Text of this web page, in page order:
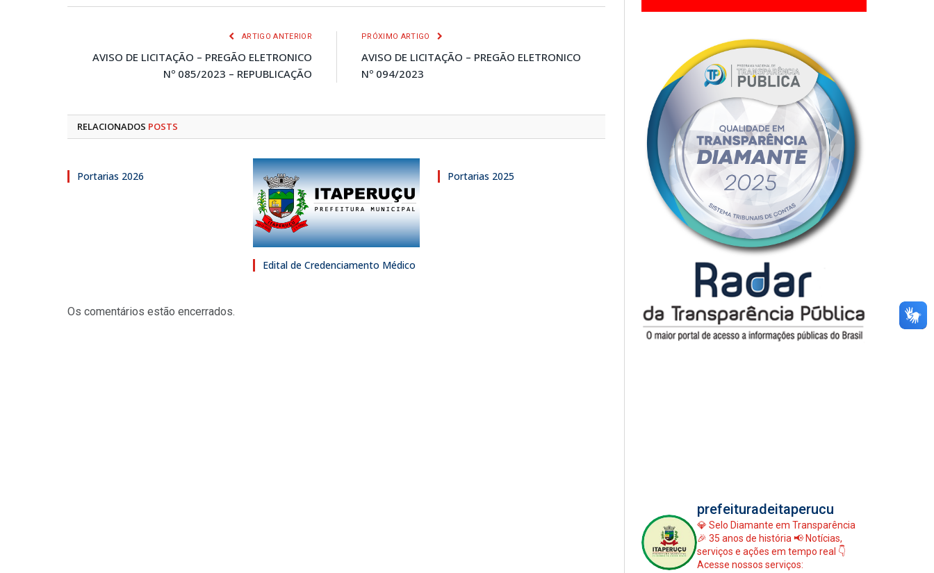
ARTIGO ANTERIOR
AVISO DE LICITAÇÃO – PREGÃO ELETRONICO
Nº 085/2023 – REPUBLICAÇÃO
PRÓXIMO ARTIGO
AVISO DE LICITAÇÃO – PREGÃO ELETRONICO
Nº 094/2023
RELACIONADOS POSTS
Portarias 2026
Edital de Credenciamento Médico
Portarias 2025
Os comentários estão encerrados.
prefeituradeitaperucu
💎 Selo Diamante em Transparência
🎉 35 anos de história 📢 Notícias,
serviços e ações em tempo real 👇
Acesse nossos serviços: